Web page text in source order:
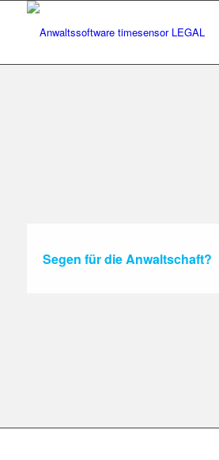
Segen für die Anwaltschaft?